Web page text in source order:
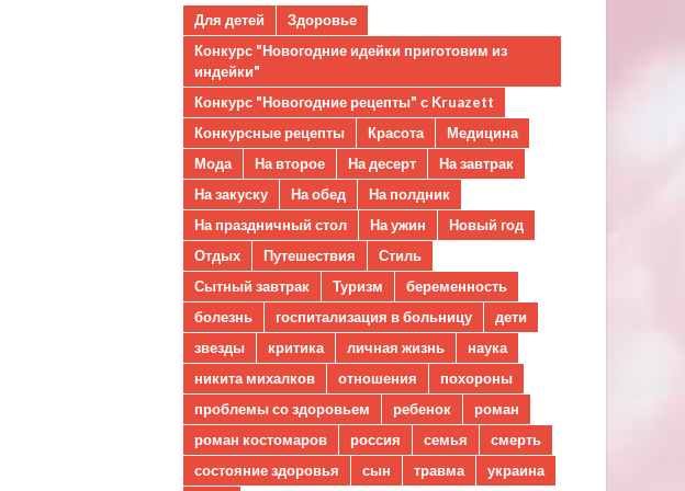
Для детей
Здоровье
Конкурс "Новогодние идейки приготовим из
индейки"
Конкурс "Новогодние рецепты" с Kruazett
Конкурсные рецепты
Красота
Медицина
Мода
На второе На десерт
На завтрак
На закуску
На обед
На полдник
На праздничный стол
На ужин
Новый год
Отдых
Путешествия
Стиль
Сытный завтрак
Туризм
беременность
болезнь
госпитализация в больницу
дети
звезды
критика личная жизнь
наука
никита михалков
отношения
похороны
проблемы со здоровьем
ребенок
роман
роман костомаров
россия семья
смерть
состояние здоровья
сын травма украина